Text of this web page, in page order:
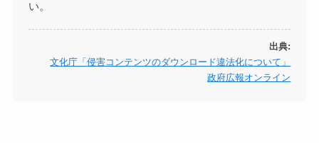
い。
出典:
文化庁「侵害コンテンツのダウンロード違法化について」
政府広報オンライン